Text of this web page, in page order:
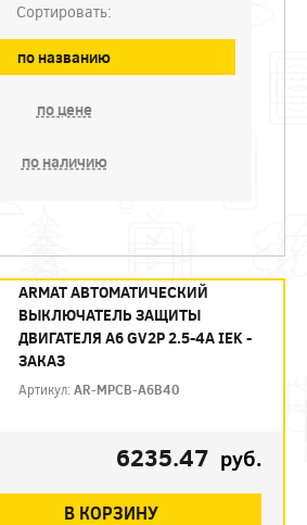
Сортировать:
по названию
по цене
по наличию
ARMAT АВТОМАТИЧЕСКИЙ
ВЫКЛЮЧАТЕЛЬ ЗАЩИТЫ
ДВИГАТЕЛЯ A6 GV2P 2.5-4A IEK -
ЗАКАЗ
Артикул:AR-MPCB-A6B40
6235.47 руб.
В КОРЗИНУ